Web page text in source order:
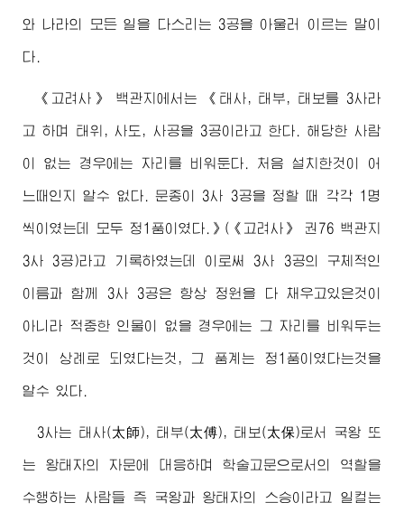
와 나라의 모든 일을 다스리는 3공을 아울러 이르는 말이
다.
《고려사》 백관지에서는 《태사, 태부, 태보를 3사라
고 하며 태위, 사도, 사공을 3공이라고 한다. 해당한 사람
이 없는 경우에는 자리를 비워둔다. 처음 설치한것이 어
느때인지 알수 없다. 문종이 3사 3공을 정할 때 각각 1명
씩이였는데 모두 정1품이였다.》(《고려사》 권76 백관지
3사 3공)라고 기록하였는데 이로써 3사 3공의 구체적인
이름과 함께 3사 3공은 항상 정원을 다 채우고있은것이
아니라 적중한 인물이 없을 경우에는 그 자리를 비워두는
것이 상례로 되였다는것, 그 품계는 정1품이였다는것을
알수 있다.
3사는 태사(太師), 태부(太傅), 태보(太保)로서 국왕 또
는 왕태자의 자문에 대응하며 학술고문으로서의 역할을
수행하는 사람들 즉 국왕과 왕태자의 스승이라고 일컬는